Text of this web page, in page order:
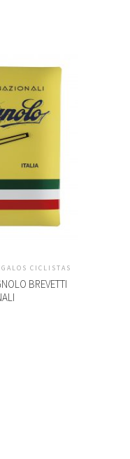
CICLISTAS
BREVETTI